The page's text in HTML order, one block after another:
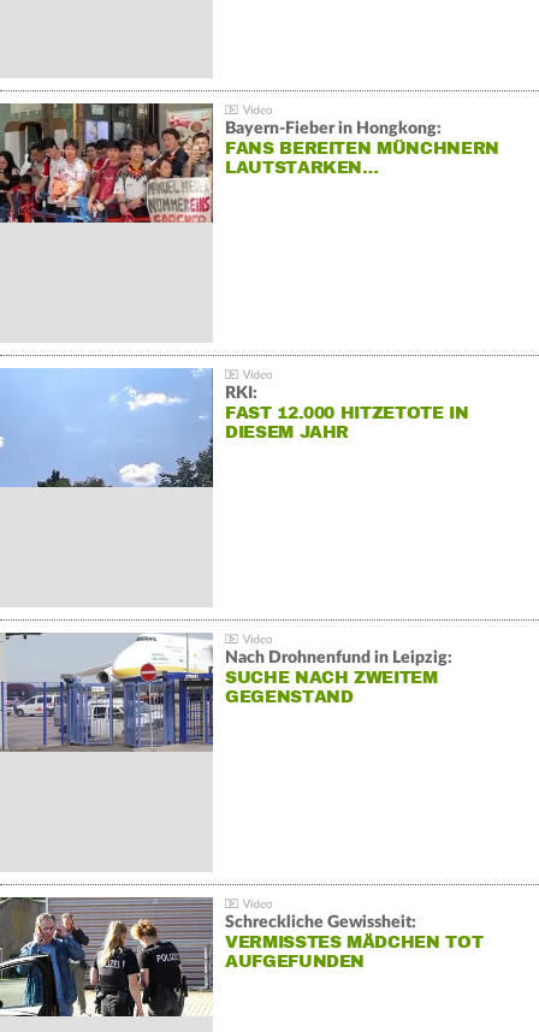
Bayern-Fieber in Hongkong:
FANS BEREITEN MÜNCHNERN
LAUTSTARKEN…
RKI:
FAST 12.000 HITZETOTE IN
DIESEM JAHR
Nach Drohnenfund in Leipzig:
SUCHE NACH ZWEITEM
GEGENSTAND
Schreckliche Gewissheit:
VERMISSTES MÄDCHEN TOT
AUFGEFUNDEN